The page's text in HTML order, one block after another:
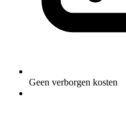
Geen verborgen kosten